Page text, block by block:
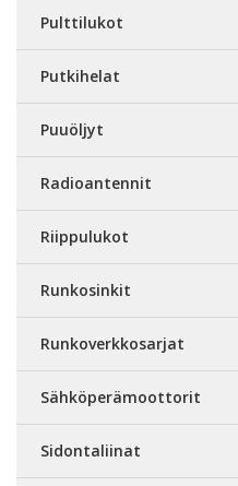
Pulttilukot
Putkihelat
Puuöljyt
Radioantennit
Riippulukot
Runkosinkit
Runkoverkkosarjat
Sähköperämoottorit
Sidontaliinat